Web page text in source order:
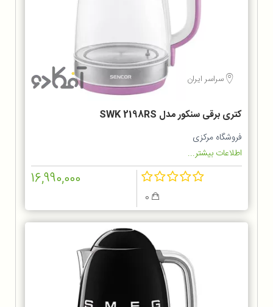
سراسر ایران
کتری برقی سنکور مدل SWK 2198RS
فروشگاه مرکزی
اطلاعات بیشتر...
16,990,000